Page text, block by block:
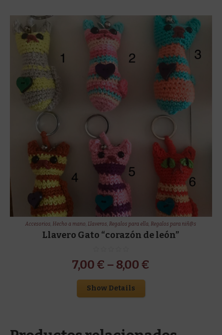
Accesorios,Hecho a mano,Llaveros,Regalos para ella,Regalos para niñ@s
Llavero Gato “corazón de león”
7,00 € – 8,00 €
Show Details